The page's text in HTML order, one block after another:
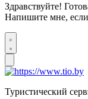
Здравствуйте!
Напишите мне, если
Туристический